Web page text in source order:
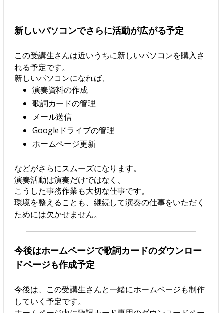
新しいパソコンでさらに活動が広がる予定
この受講生さんは近いうちに新しいパソコンを購入さ
れる予定です。
新しいパソコンになれば、
演奏資料の作成
歌詞カードの管理
メール送信
Googleドライブの管理
ホームページ更新
などがさらにスムーズになります。
演奏活動は演奏だけではなく、
こうした事務作業も大切な仕事です。
環境を整えることも、継続して演奏の仕事をいただく
ためには欠かせません。
今後はホームページで歌詞カードのダウンロー
ドページも作成予定
今後は、この受講生さんと一緒にホームページも制作
していく予定です。